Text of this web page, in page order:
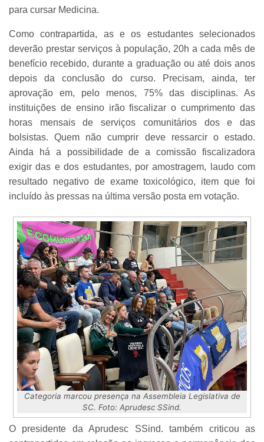
para cursar Medicina.
Como contrapartida, as e os estudantes selecionados
deverão prestar serviços à população, 20h a cada mês de
benefício recebido, durante a graduação ou até dois anos
depois da conclusão do curso. Precisam, ainda, ter
aprovação em, pelo menos, 75% das disciplinas. As
instituições de ensino irão fiscalizar o cumprimento das
horas mensais de serviços comunitários dos e das
bolsistas. Quem não cumprir deve ressarcir o estado.
Ainda há a possibilidade de a comissão fiscalizadora
exigir das e dos estudantes, por amostragem, laudo com
resultado negativo de exame toxicológico, item que foi
incluído às pressas na última versão posta em votação.
Categoria marcou presença na Assembleia Legislativa de
SC. Foto: Aprudesc SSind.
O presidente da Aprudesc SSind. também criticou as